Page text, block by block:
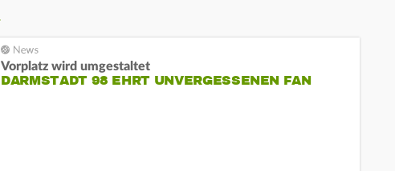
Vorplatz wird umgestaltet
DARMSTADT 98 EHRT UNVERGESSENEN FAN